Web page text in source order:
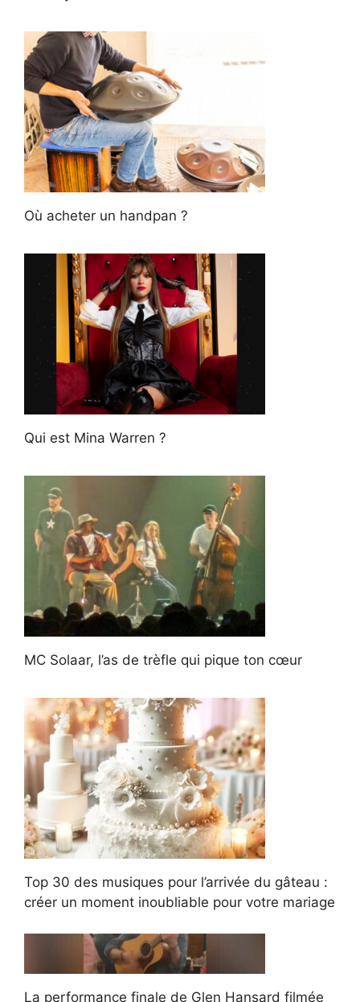
Où acheter un handpan ?
Qui est Mina Warren ?
MC Solaar, l’as de trèfle qui pique ton cœur
Top 30 des musiques pour l’arrivée du gâteau :
créer un moment inoubliable pour votre mariage
La performance finale de Glen Hansard filmée